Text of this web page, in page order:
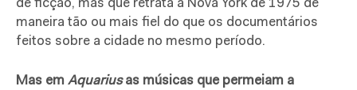
de ficção, mas que retrata a Nova York de 1975 de
maneira tão ou mais fiel do que os documentários
feitos sobre a cidade no mesmo período.
Mas em Aquariusas músicas que permeiam a